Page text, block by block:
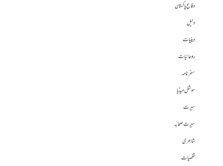
دفاع پاکستان
دلیل
دینیات
روحانیات
سفرنامہ
سوشل میڈیا
سیرت
سیرت صحابہ
شاعری
شخصیات